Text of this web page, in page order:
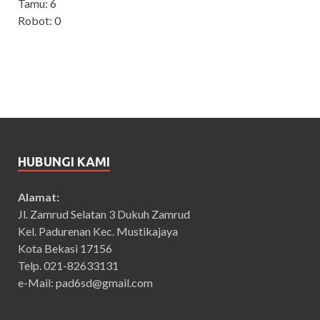
Tamu: 6
Robot: 0
HUBUNGI KAMI
Alamat:
Jl. Zamrud Selatan 3 Dukuh Zamrud
Kel. Padurenan Kec. Mustikajaya
Kota Bekasi 17156
Telp. 021-82633131
e-Mail: pad6sd@gmail.com